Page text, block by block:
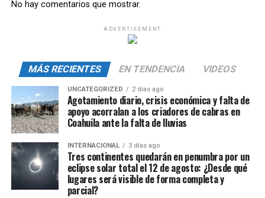
No hay comentarios que mostrar.
ADVERTISEMENT
MÁS RECIENTES EN TENDENCIA VIDEOS
UNCATEGORIZED 2 días ago
Agotamiento diario, crisis económica y falta de
apoyo acorralan a los criadores de cabras en
Coahuila ante la falta de lluvias
INTERNACIONAL 3 días ago
Tres continentes quedarán en penumbra por un
eclipse solar total el 12 de agosto: ¿Desde qué
lugares será visible de forma completa y
parcial?